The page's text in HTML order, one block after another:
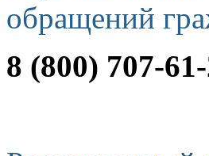
обращений
8 (800) 707-